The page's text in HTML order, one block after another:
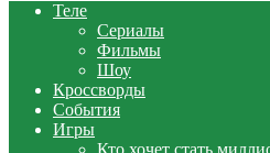
Теле
Сериалы
Фильмы
Шоу
Кроссворды
События
Игры
Кто хочет стать